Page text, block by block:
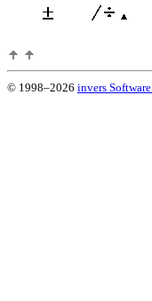
© 1998–2026 invers Software.